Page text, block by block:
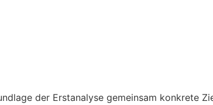
der Erstanalyse gemeinsam konkrete